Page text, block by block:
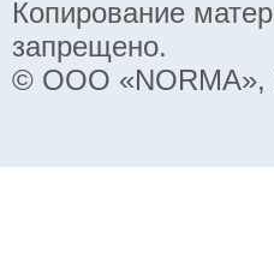
Копирование
запрещено.
© ООО «NORMA»,